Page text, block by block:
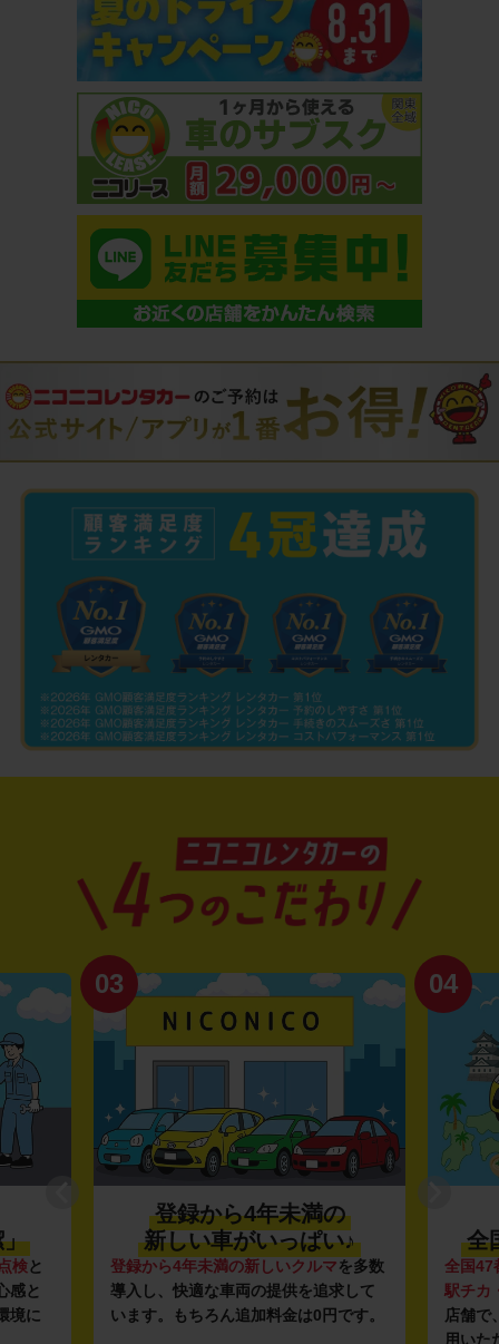
」
検と
感と
境に
03
登録から4年未満の
新しい車がいっぱい♪
登録から4年未満の新しいクルマを多数
導入し、快適な車両の提供を追求して
います。もちろん追加料金は0円です。
04
全
全国47
駅チカ
店舗で
用いた